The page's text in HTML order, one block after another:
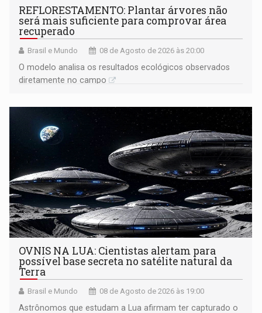
REFLORESTAMENTO: Plantar árvores não
será mais suficiente para comprovar área
recuperado
Brasil e Mundo 08 de Agosto de 2026 às 20:00
O modelo analisa os resultados ecológicos observados
diretamente no campo
OVNIS NA LUA: Cientistas alertam para
possível base secreta no satélite natural da
Terra
Brasil e Mundo 08 de Agosto de 2026 às 19:00
Astrônomos que estudam a Lua afirmam ter capturado o